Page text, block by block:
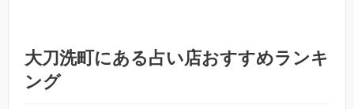
大刀洗町にある占い店おすすめランキ
ング